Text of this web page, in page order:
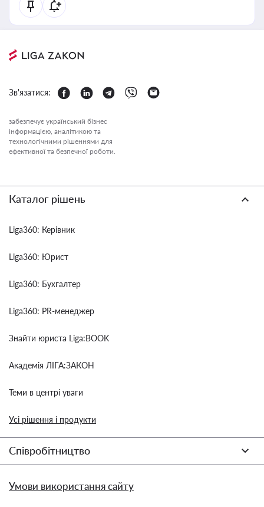
Зв'язатися:
забезпечує український бізнес
інформацією, аналітикою та
технологічними рішеннями для
ефективної та безпечної роботи.
Каталог рішень
Liga360: Керівник
Liga360: Юрист
Liga360: Бухгалтер
Liga360: PR-менеджер
Знайти юриста Liga:BOOK
Академія ЛІГА:ЗАКОН
Теми в центрі уваги
Усі рішення і продукти
Співробітництво
Умови використання сайту